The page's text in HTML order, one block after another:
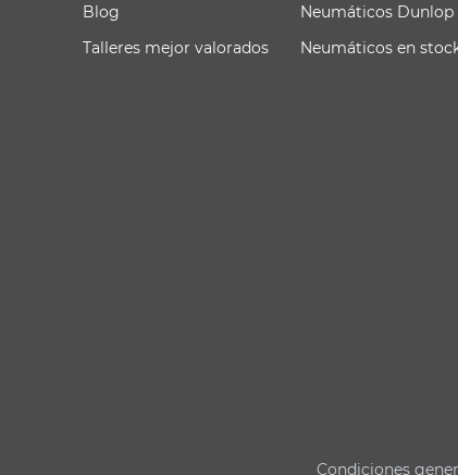
Blog
Talleres mejor valorados
Neumáticos Dunlop
Neumáticos en
Condiciones